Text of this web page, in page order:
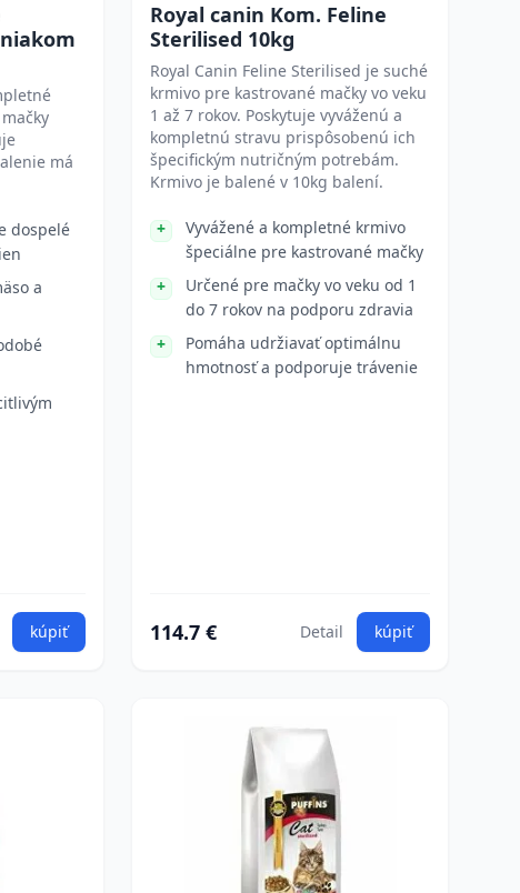
má
dospelé
a
kúpiť
Royal canin Kom. Feline
Sterilised 10kg
Royal Canin Feline Sterilised je suché
krmivo pre kastrované mačky vo veku
1 až 7 rokov. Poskytuje vyváženú a
kompletnú stravu prispôsobenú ich
špecifickým nutričným potrebám.
Krmivo je balené v 10kg balení.
Vyvážené a kompletné krmivo
špeciálne pre kastrované mačky
Určené pre mačky vo veku od 1
do 7 rokov na podporu zdravia
Pomáha udržiavať optimálnu
hmotnosť a podporuje trávenie
114.7 € Detail kúpiť